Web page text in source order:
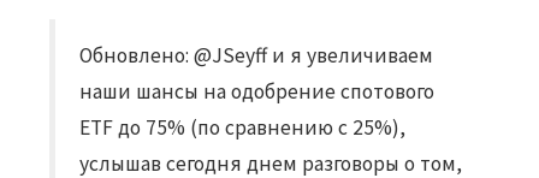
Обновлено: @JSeyff и я увеличиваем
наши шансы на одобрение спотового
ETF до 75% (по сравнению с 25%),
услышав сегодня днем ​​разговоры о том,